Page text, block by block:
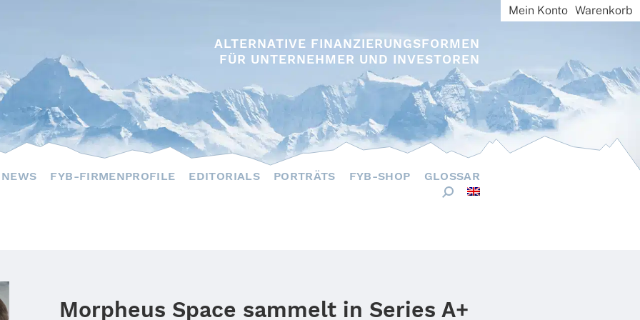
ALTERNATIVE FINANZIERUNGSFORMEN
FÜR UNTERNEHMER UND INVESTOREN
Mein Konto Warenkorb
NEWS FYB-FIRMENPROFILE EDITORIALS PORTRÄTS FYB-SHOP GLOSSAR
Morpheus Space sammelt in Series A+